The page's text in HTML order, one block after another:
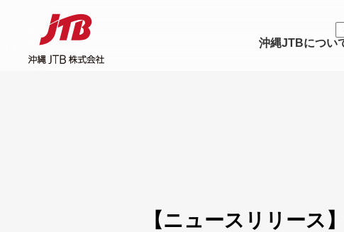
沖縄JTBについ
【ニュースリリース